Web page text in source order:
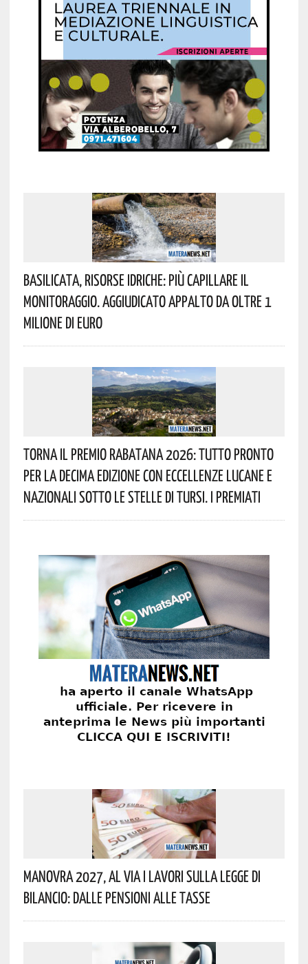
Basilicata, Risorse Idriche: Più Capillare Il
Monitoraggio. Aggiudicato Appalto Da Oltre 1
Milione Di Euro
Torna Il Premio Rabatana 2026: Tutto Pronto
Per La Decima Edizione Con Eccellenze Lucane E
Nazionali Sotto Le Stelle Di Tursi. I Premiati
Manovra 2027, Al Via I Lavori Sulla Legge Di
Bilancio: Dalle Pensioni Alle Tasse